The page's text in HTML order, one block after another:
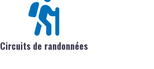
Circuits de randonnées